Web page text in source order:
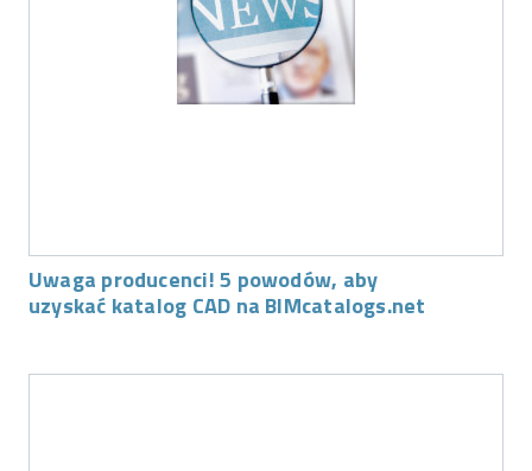
Uwaga producenci! 5 powodów, aby
uzyskać katalog CAD na BIMcatalogs.net